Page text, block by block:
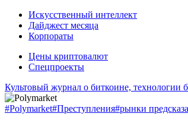
Искусственный интеллект
Дайджест месяца
Корпораты
Цены криптовалют
Спецпроекты
Культовый журнал о биткоине, технологии
#Polymarket#Преступления#рынки